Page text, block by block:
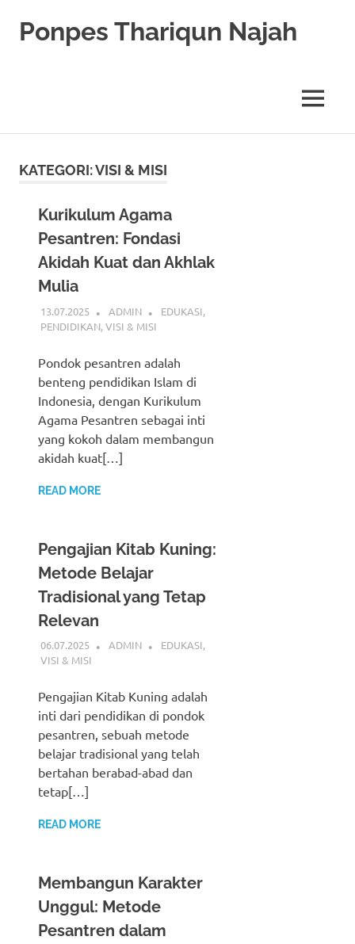
Ponpes Thariqun Najah
MENU
KATEGORI:VISI & MISI
Kurikulum Agama
Pesantren: Fondasi
Akidah Kuat dan Akhlak
Mulia
13.07.2025 ADMIN EDUKASI,
PENDIDIKAN,VISI & MISI
Pondok pesantren adalah
benteng pendidikan Islam di
Indonesia, dengan Kurikulum
Agama Pesantren sebagai inti
yang kokoh dalam membangun
akidah kuat[…]
READ MORE
Pengajian Kitab Kuning:
Metode Belajar
Tradisional yang Tetap
Relevan
06.07.2025 ADMIN EDUKASI,
VISI & MISI
Pengajian Kitab Kuning adalah
inti dari pendidikan di pondok
pesantren, sebuah metode
belajar tradisional yang telah
bertahan berabad-abad dan
tetap[…]
READ MORE
Membangun Karakter
Unggul: Metode
Pesantren dalam